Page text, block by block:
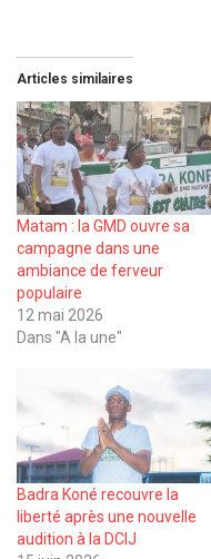
Articles similaires
Matam : la GMD ouvre sa
campagne dans une
ambiance de ferveur
populaire
12 mai 2026
Dans "A la une"
Badra Koné recouvre la
liberté après une nouvelle
audition à la DCIJ